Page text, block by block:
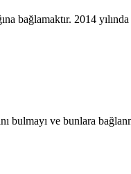
bağlamaktır. 2014
bulmayı ve bunlara